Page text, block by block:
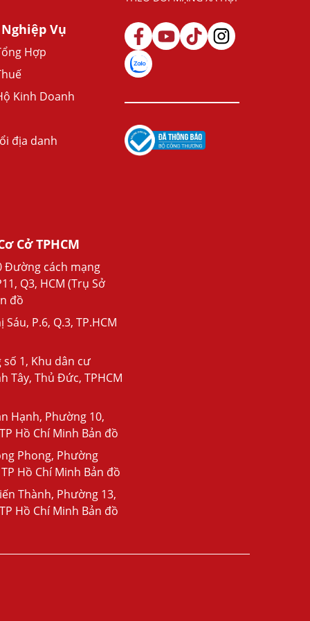
Vụ
Hợp
Kinh Doanh
địa danh
Cở TPHCM
Đường cách mạng
Q3, HCM (Trụ Sở
đồ
Sáu, P.6, Q.3, TP.HCM
1, Khu dân cư
Tây, Thủ Đức, TPHCM
Hạnh, Phường 10,
Hồ Chí Minh Bản đồ
Phong, Phường
Hồ Chí Minh Bản đồ
Thành, Phường 13,
Hồ Chí Minh Bản đồ